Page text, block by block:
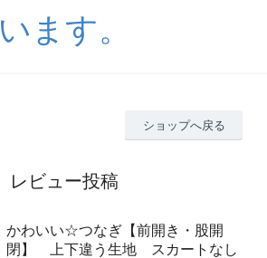
います。
ショップへ戻る
レビュー投稿
かわいい☆つなぎ【前開き・股開
閉】 上下違う生地 スカートなし